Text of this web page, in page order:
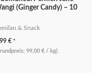
(Ginger Candy) – 10
& Snack
€ *
99,00 €/ kg)